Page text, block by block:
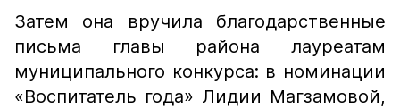
Затем она вручила благодарственные
письма главы района лауреатам
муниципального конкурса: в номинации
«Воспитатель года» Лидии Магзамовой,